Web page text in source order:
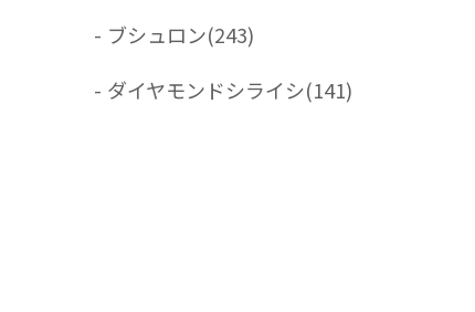
- ブシュロン(243)
- ダイヤモンドシライシ(141)